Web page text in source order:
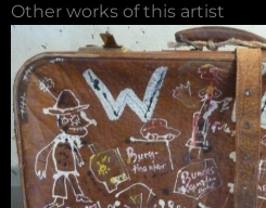
Other works of this artist